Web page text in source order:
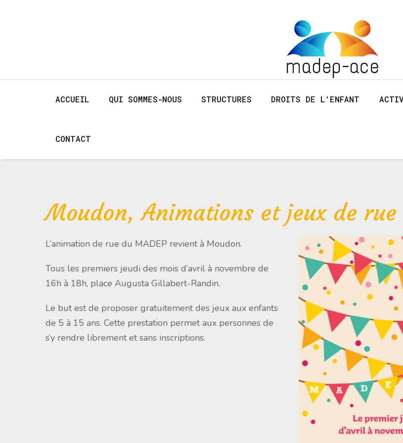
ACCUEIL QUI SOMMES-NOUS STRUCTURES DROITS DE L’ENFANT
CONTACT
Moudon, Animations et jeux de
L’animation de rue du MADEP revient à Moudon.
Tous les premiers jeudi des mois d’avril à novembre de
16h à 18h, place Augusta Gillabert-Randin.
Le but est de proposer gratuitement des jeux aux enfants
de 5 à 15 ans. Cette prestation permet aux personnes de
s’y rendre librement et sans inscriptions.